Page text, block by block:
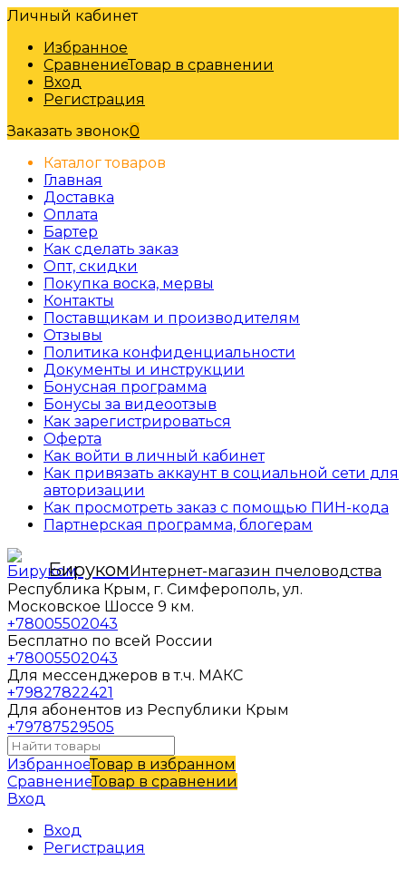
Личный кабинет
Избранное
СравнениеТовар в сравнении
Вход
Регистрация
Заказать звонок0
Каталог товаров
Главная
Доставка
Оплата
Бартер
Как сделать заказ
Опт, скидки
Покупка воска, мервы
Контакты
Поставщикам и производителям
Отзывы
Политика конфиденциальности
Документы и инструкции
Бонусная программа
Бонусы за видеоотзыв
Как зарегистрироваться
Оферта
Как войти в личный кабинет
Как привязать аккаунт в социальной сети для
авторизации
Как просмотреть заказ с помощью ПИН-кода
Партнерская программа, блогерам
БирукомИнтернет-магазин пчеловодства
Республика Крым, г. Симферополь, ул.
Московское Шоссе 9 км.
+78005502043
Бесплатно по всей России
+78005502043
Для мессенджеров в т.ч. МАКС
+79827822421
Для абонентов из Республики Крым
+79787529505
ИзбранноеТовар в избранном
СравнениеТовар в сравнении
Вход
Вход
Регистрация